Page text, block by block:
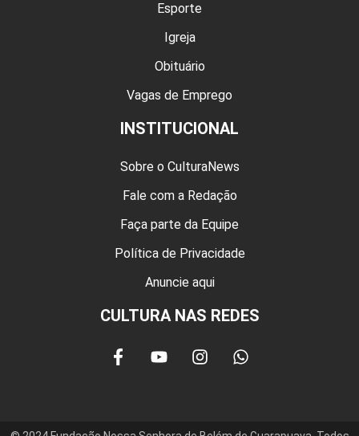
Esporte
Igreja
Obituário
Vagas de Emprego
INSTITUCIONAL
Sobre o CulturaNews
Fale com a Redação
Faça parte da Equipe
Política de Privacidade
Anuncie aqui
CULTURA NAS REDES